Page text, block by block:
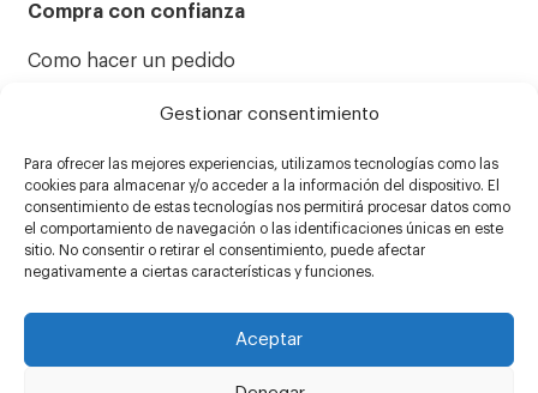
Gestionar consentimiento
Para ofrecer las mejores experiencias, utilizamos tecnologías como las
cookies para almacenar y/o acceder a la información del dispositivo. El
consentimiento de estas tecnologías nos permitirá procesar datos como
el comportamiento de navegación o las identificaciones únicas en este
sitio. No consentir o retirar el consentimiento, puede afectar
negativamente a ciertas características y funciones.
Aceptar
Compra con confianza
Como hacer un pedido
Atención al cliente